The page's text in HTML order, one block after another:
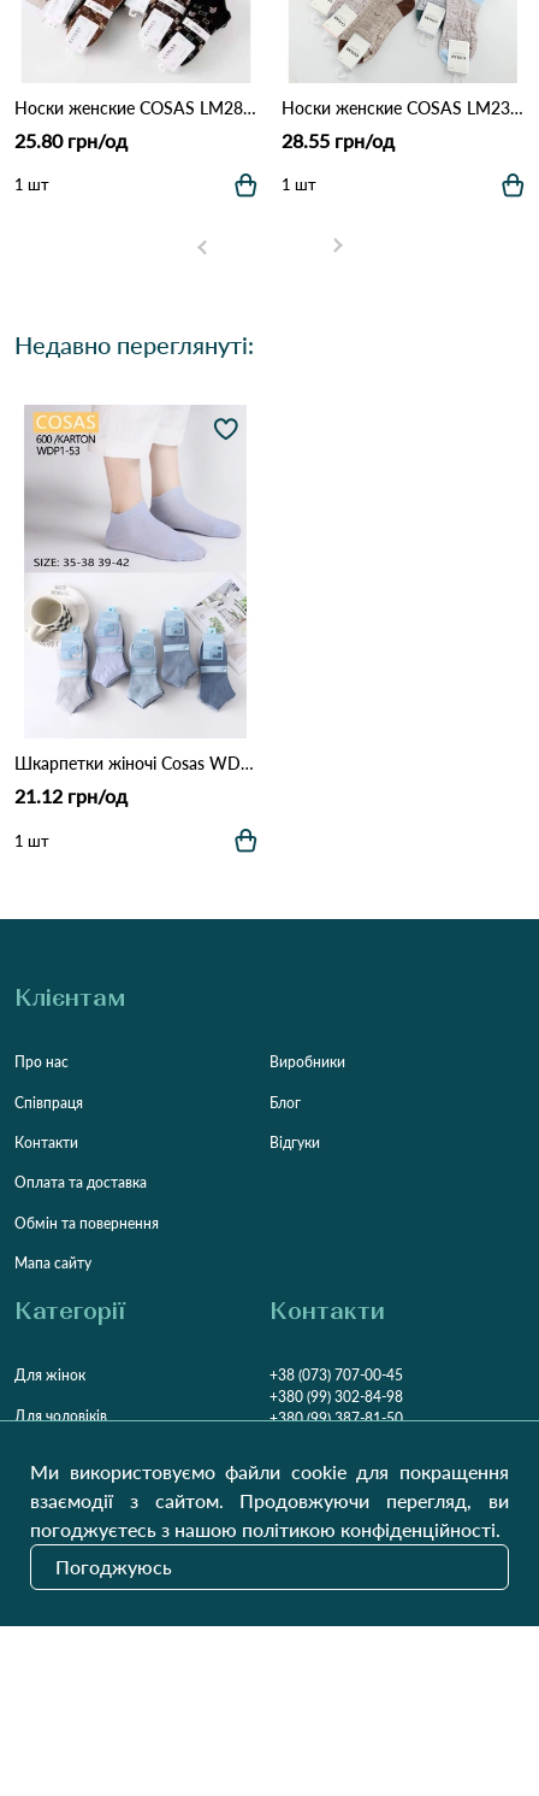
Носки женские COSAS LM28-40 Різні кольори
25.80 грн/од
1 шт
Носки женские COSAS LM23-27 Різні кольори
28.55 грн/од
1 шт
Недавно переглянуті:
Шкарпетки жіночі Cosas WDP1-53 Різні кольори
21.12 грн/од
1 шт
Клієнтам
Про нас
Співпраця
Контакти
Оплата та доставка
Обмін та повернення
Мапа сайту
Виробники
Блог
Відгуки
Категорії
Для жінок
Для чоловіків
Домашній текстиль
Контакти
+38 (073) 707-00-45
+380 (99) 302-84-98
+380 (99) 387-81-50
Пн-Пт9:00 - 16:00
НДВихідний
Наші оновлення
Ми використовуємо файли cookie для покращення
взаємодії з сайтом. Продовжуючи перегляд, ви
погоджуєтесь з нашою політикою конфіденційності.
Погоджуюсь